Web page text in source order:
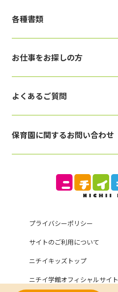
プライバシーポリシー
サイトのご利用について
ニチイキッズトップ
ニチイ学館オフィシャルサイト
各種書類
お仕事をお探しの方
よくあるご質問
保育園に関するお問い合わせ